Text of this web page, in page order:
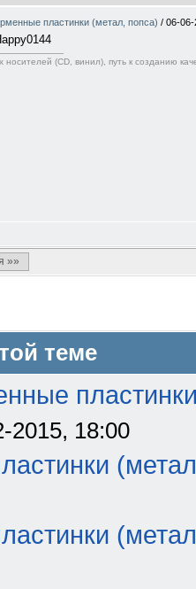
пластинки (метал, попса) / 06-06-
(CD, винил), путь к созданию
»»
теме
2015, 18:00